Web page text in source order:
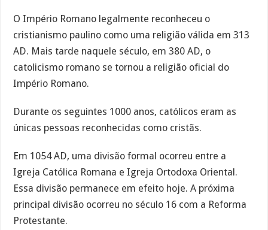
O Império Romano legalmente reconheceu o
cristianismo paulino como uma religião válida em 313
AD. Mais tarde naquele século, em 380 AD, o
catolicismo romano se tornou a religião oficial do
Império Romano.
Durante os seguintes 1000 anos, católicos eram as
únicas pessoas reconhecidas como cristãs.
Em 1054 AD, uma divisão formal ocorreu entre a
Igreja Católica Romana e Igreja Ortodoxa Oriental.
Essa divisão permanece em efeito hoje. A próxima
principal divisão ocorreu no século 16 com a Reforma
Protestante.